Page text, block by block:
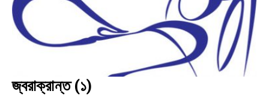
জ্বরাক্রান্ত (১)